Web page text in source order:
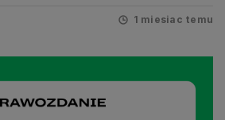
w latach
1 miesiac temu